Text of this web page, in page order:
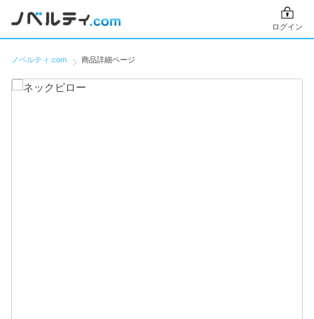
ログイン
ノベルティ.com 商品詳細ページ